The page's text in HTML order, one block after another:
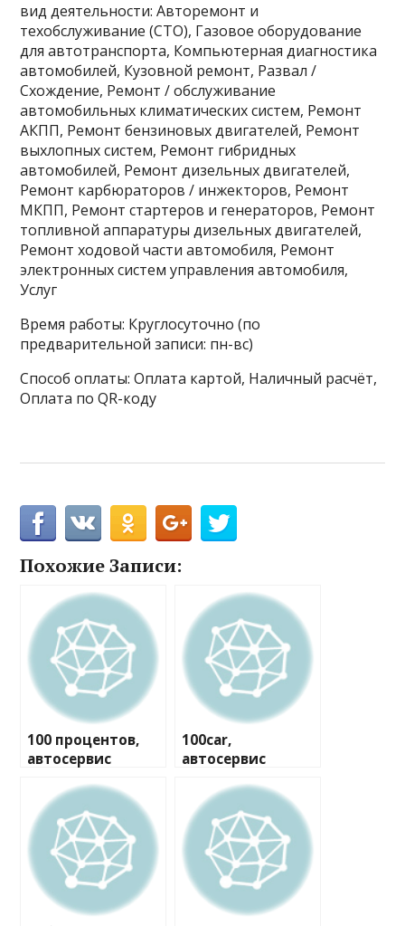
вид деятельности: Авторемонт и
техобслуживание (СТО), Газовое оборудование
для автотранспорта, Компьютерная диагностика
автомобилей, Кузовной ремонт, Развал /
Схождение, Ремонт / обслуживание
автомобильных климатических систем, Ремонт
АКПП, Ремонт бензиновых двигателей, Ремонт
выхлопных систем, Ремонт гибридных
автомобилей, Ремонт дизельных двигателей,
Ремонт карбюраторов / инжекторов, Ремонт
МКПП, Ремонт стартеров и генераторов, Ремонт
топливной аппаратуры дизельных двигателей,
Ремонт ходовой части автомобиля, Ремонт
электронных систем управления автомобиля,
Услуг
Время работы: Круглосуточно (по
предварительной записи: пн-вс)
Способ оплаты: Оплата картой, Наличный расчёт,
Оплата по QR-коду
Похожие Записи:
100 процентов,
автосервис
100car,
автосервис